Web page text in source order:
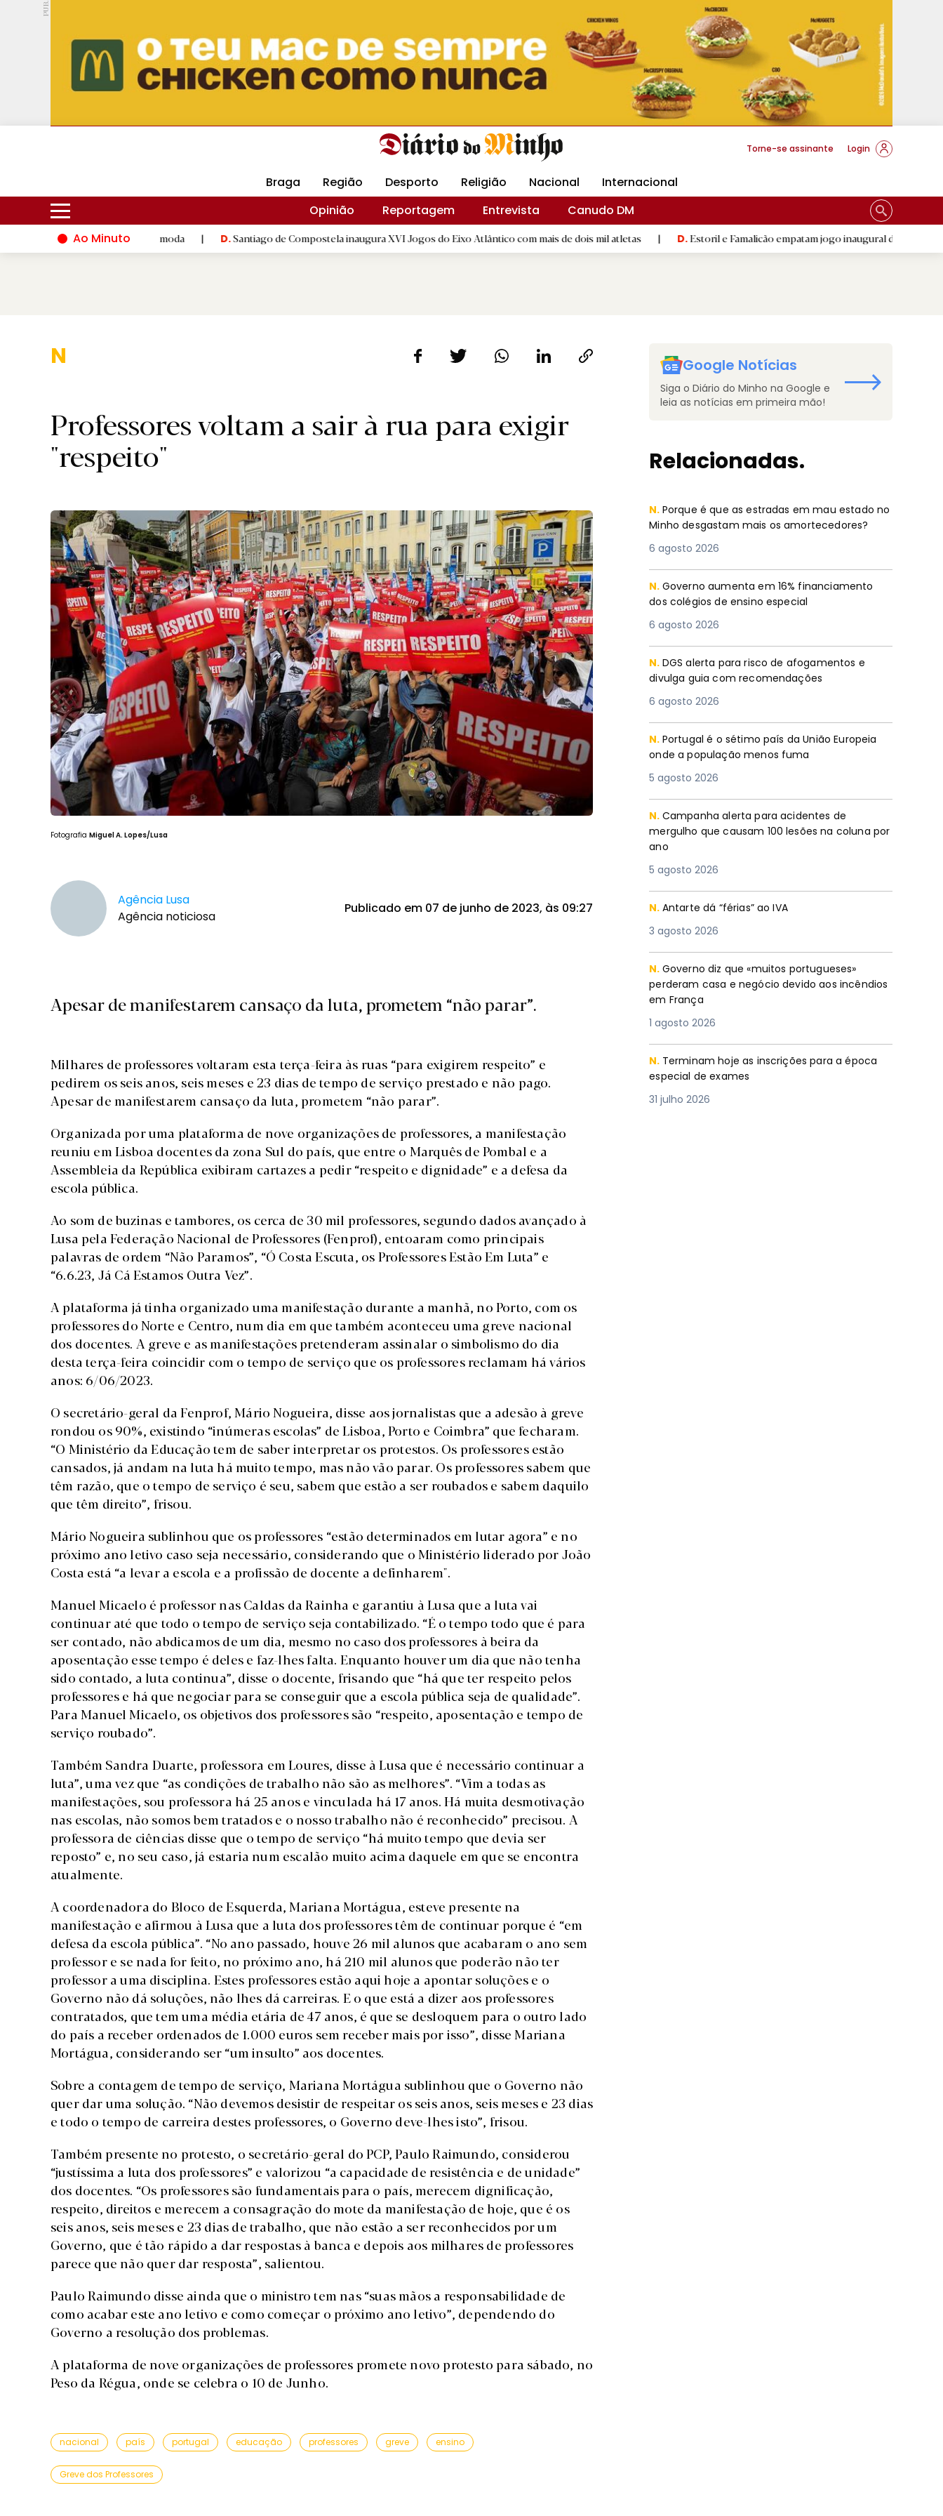
PUB.
Hoje 17ºC 24ºC DMtv Revista Minha Gráfica DM Livraria DM Arquidiocese Braga
Torne-se assinante Login
Braga Região Desporto Religião Nacional
Internacional
Opinião
Reportagem Entrevista
Canudo DM
Ao Minuto
do mundo da moda D.Santiago de Compostela inaugura XVI Jogos do Eixo Atlântico com mais de dois mil atletas | D.Estoril e Famalicão empatam jogo inaugural da época |
Nacional.
Professores voltam a sair à rua para exigir
"respeito"
Fotografia Miguel A. Lopes/Lusa
Agência Lusa
Agência noticiosa
Publicado em 07 de junho de 2023, às 09:27
Apesar de manifestarem cansaço da luta, prometem “não parar”.
Milhares de professores voltaram esta terça-feira às ruas “para exigirem respeito” e
pedirem os seis anos, seis meses e 23 dias de tempo de serviço prestado e não pago.
Apesar de manifestarem cansaço da luta, prometem “não parar”.
Organizada por uma plataforma de nove organizações de professores, a manifestação
reuniu em Lisboa docentes da zona Sul do país, que entre o Marquês de Pombal e a
Assembleia da República exibiram cartazes a pedir “respeito e dignidade” e a defesa da
escola pública.
Ao som de buzinas e tambores, os cerca de 30 mil professores, segundo dados avançado à
Lusa pela Federação Nacional de Professores (Fenprof), entoaram como principais
palavras de ordem “Não Paramos”, “Ó Costa Escuta, os Professores Estão Em Luta” e
“6.6.23, Já Cá Estamos Outra Vez”.
A plataforma já tinha organizado uma manifestação durante a manhã, no Porto, com os
professores do Norte e Centro, num dia em que também aconteceu uma greve nacional
dos docentes. A greve e as manifestações pretenderam assinalar o simbolismo do dia
desta terça-feira coincidir com o tempo de serviço que os professores reclamam há vários
anos: 6/06/2023.
O secretário-geral da Fenprof, Mário Nogueira, disse aos jornalistas que a adesão à greve
rondou os 90%, existindo “inúmeras escolas” de Lisboa, Porto e Coimbra” que fecharam.
“O Ministério da Educação tem de saber interpretar os protestos. Os professores estão
cansados, já andam na luta há muito tempo, mas não vão parar. Os professores sabem que
têm razão, que o tempo de serviço é seu, sabem que estão a ser roubados e sabem daquilo
que têm direito”, frisou.
Mário Nogueira sublinhou que os professores “estão determinados em lutar agora” e no
próximo ano letivo caso seja necessário, considerando que o Ministério liderado por João
Costa está “a levar a escola e a profissão de docente a definharem".
Manuel Micaelo é professor nas Caldas da Rainha e garantiu à Lusa que a luta vai
continuar até que todo o tempo de serviço seja contabilizado. “É o tempo todo que é para
ser contado, não abdicamos de um dia, mesmo no caso dos professores à beira da
aposentação esse tempo é deles e faz-lhes falta. Enquanto houver um dia que não tenha
sido contado, a luta continua”, disse o docente, frisando que “há que ter respeito pelos
professores e há que negociar para se conseguir que a escola pública seja de qualidade”.
Para Manuel Micaelo, os objetivos dos professores são “respeito, aposentação e tempo de
serviço roubado”.
Também Sandra Duarte, professora em Loures, disse à Lusa que é necessário continuar a
luta”, uma vez que “as condições de trabalho não são as melhores”. “Vim a todas as
manifestações, sou professora há 25 anos e vinculada há 17 anos. Há muita desmotivação
nas escolas, não somos bem tratados e o nosso trabalho não é reconhecido” precisou. A
professora de ciências disse que o tempo de serviço “há muito tempo que devia ser
reposto” e, no seu caso, já estaria num escalão muito acima daquele em que se encontra
atualmente.
A coordenadora do Bloco de Esquerda, Mariana Mortágua, esteve presente na
manifestação e afirmou à Lusa que a luta dos professores têm de continuar porque é “em
defesa da escola pública”. “No ano passado, houve 26 mil alunos que acabaram o ano sem
professor e se nada for feito, no próximo ano, há 210 mil alunos que poderão não ter
professor a uma disciplina. Estes professores estão aqui hoje a apontar soluções e o
Governo não dá soluções, não lhes dá carreiras. E o que está a dizer aos professores
contratados, que tem uma média etária de 47 anos, é que se desloquem para o outro lado
do país a receber ordenados de 1.000 euros sem receber mais por isso”, disse Mariana
Mortágua, considerando ser “um insulto” aos docentes.
Sobre a contagem de tempo de serviço, Mariana Mortágua sublinhou que o Governo não
quer dar uma solução. “Não devemos desistir de respeitar os seis anos, seis meses e 23 dias
e todo o tempo de carreira destes professores, o Governo deve-lhes isto”, frisou.
Também presente no protesto, o secretário-geral do PCP, Paulo Raimundo, considerou
“justíssima a luta dos professores” e valorizou “a capacidade de resistência e de unidade”
dos docentes. “Os professores são fundamentais para o país, merecem dignificação,
respeito, direitos e merecem a consagração do mote da manifestação de hoje, que é os
seis anos, seis meses e 23 dias de trabalho, que não estão a ser reconhecidos por um
Governo, que é tão rápido a dar respostas à banca e depois aos milhares de professores
parece que não quer dar resposta”, salientou.
Paulo Raimundo disse ainda que o ministro tem nas “suas mãos a responsabilidade de
como acabar este ano letivo e como começar o próximo ano letivo”, dependendo do
Governo a resolução dos problemas.
A plataforma de nove organizações de professores promete novo protesto para sábado, no
Peso da Régua, onde se celebra o 10 de Junho.
nacional país portugal educação professores greve ensino
Greve dos Professores
Google Notícias
Siga o Diário do Minho na Google e
leia as notícias em primeira mão!
Relacionadas.
N. Porque é que as estradas em mau estado no
Minho desgastam mais os amortecedores?
6 agosto 2026
N. Governo aumenta em 16% financiamento
dos colégios de ensino especial
6 agosto 2026
N. DGS alerta para risco de afogamentos e
divulga guia com recomendações
6 agosto 2026
N. Portugal é o sétimo país da União Europeia
onde a população menos fuma
5 agosto 2026
N. Campanha alerta para acidentes de
mergulho que causam 100 lesões na coluna por
ano
5 agosto 2026
N. Antarte dá “férias” ao IVA
3 agosto 2026
N. Governo diz que «muitos portugueses»
perderam casa e negócio devido aos incêndios
em França
1 agosto 2026
N. Terminam hoje as inscrições para a época
especial de exames
31 julho 2026